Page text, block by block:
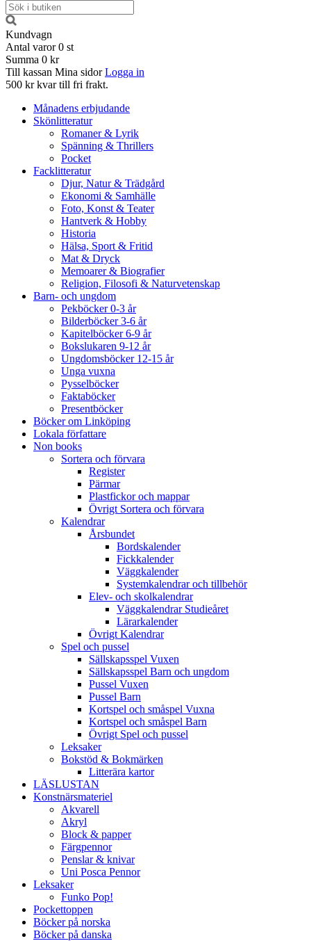
Kundvagn
Antal varor 0 st
Summa 0 kr
Till kassan Mina sidor Logga in
500 kr kvar till fri frakt.
Månadens erbjudande
Skönlitteratur
Romaner & Lyrik
Spänning & Thrillers
Pocket
Facklitteratur
Djur, Natur & Trädgård
Ekonomi & Samhälle
Foto, Konst & Teater
Hantverk & Hobby
Historia
Hälsa, Sport & Fritid
Mat & Dryck
Memoarer & Biografier
Religion, Filosofi & Naturvetenskap
Barn- och ungdom
Pekböcker 0-3 år
Bilderböcker 3-6 år
Kapitelböcker 6-9 år
Bokslukaren 9-12 år
Ungdomsböcker 12-15 år
Unga vuxna
Pysselböcker
Faktaböcker
Presentböcker
Böcker om Linköping
Lokala författare
Non books
Sortera och förvara
Register
Pärmar
Plastfickor och mappar
Övrigt Sortera och förvara
Kalendrar
Årsbundet
Bordskalender
Fickkalender
Väggkalender
Systemkalendrar och tillbehör
Elev- och skolkalendrar
Väggkalendrar Studieåret
Lärarkalender
Övrigt Kalendrar
Spel och pussel
Sällskapsspel Vuxen
Sällskapsspel Barn och ungdom
Pussel Vuxen
Pussel Barn
Kortspel och småspel Vuxna
Kortspel och småspel Barn
Övrigt Spel och pussel
Leksaker
Bokstöd & Bokmärken
Litterära kartor
LÄSLUSTAN
Konstnärsmateriel
Akvarell
Akryl
Block & papper
Färgpennor
Penslar & knivar
Uni Posca Pennor
Leksaker
Funko Pop!
Pockettoppen
Böcker på norska
Böcker på danska